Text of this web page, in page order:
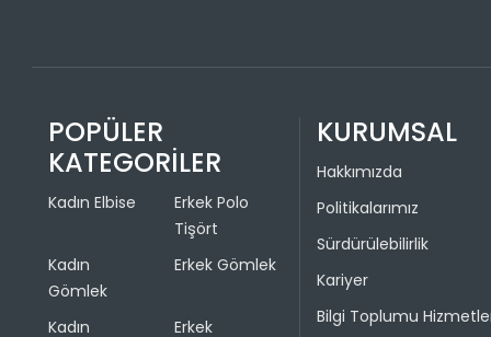
POPÜLER
KATEGORİLER
Kadın Elbise
Kadın
Gömlek
Kadın
Erkek Polo
Tişört
Erkek Gömlek
Erkek
KURUMSAL
Hakkımızda
Politikalarımız
Sürdürülebilirlik
Kariyer
Bilgi Toplumu